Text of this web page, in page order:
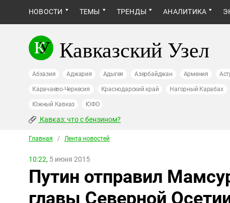
НОВОСТИ ТЕМЫ ТРЕНДЫ АНАЛИТИКА
Кавказский Узел
Абхазия Аджария Адыгея Азербайджан Армения
Карачаево-Черкесия Краснодарский край Нагорный Карабах
Южный Кавказ ЮФО
Кавказ: что с бензином?
Главная / Лента новостей
10:22, 5 июня 2015
Путин отправил
главы Северной